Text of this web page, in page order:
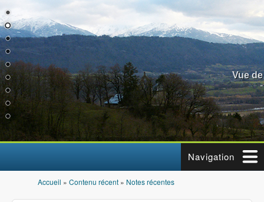
Aller au contenu principal
Vue
Navigation
Vous êtes ici
Accueil » Contenu récent » Notes récentes